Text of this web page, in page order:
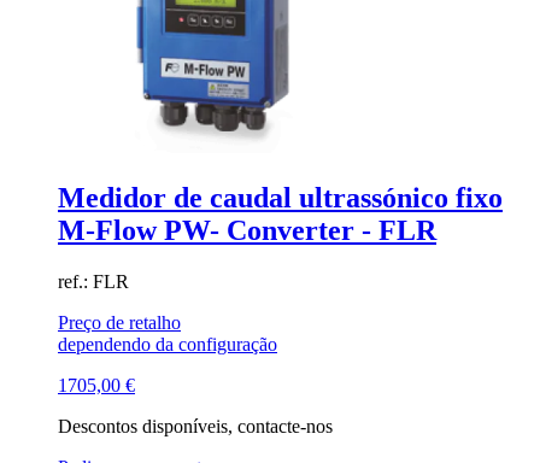
Medidor de caudal ultrassónico fixo
M-Flow PW- Converter - FLR
ref.: FLR
Preço de retalho
dependendo da configuração
1705,00 €
Descontos disponíveis, contacte-nos